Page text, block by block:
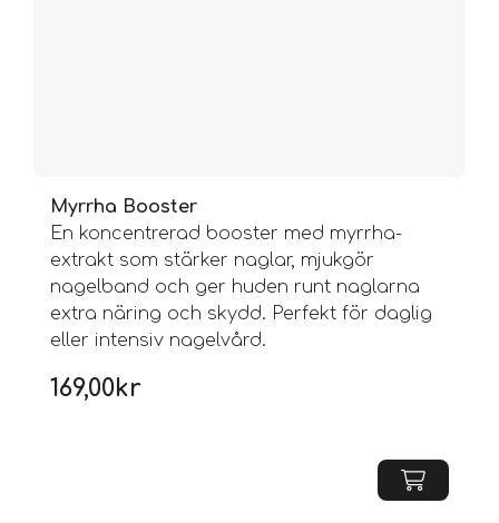
Myrrha Booster
En koncentrerad booster med myrrha-
extrakt som stärker naglar, mjukgör
nagelband och ger huden runt naglarna
extra näring och skydd. Perfekt för daglig
eller intensiv nagelvård.
169,00kr